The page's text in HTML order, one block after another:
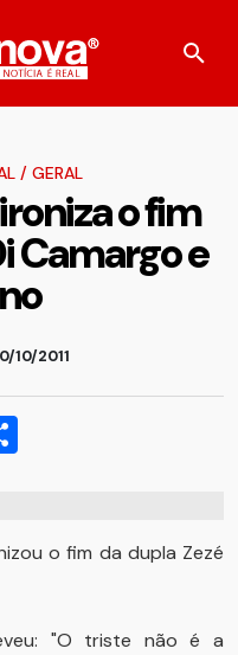
/ GERAL
o fim
Camargo e
10/2011
o fim da dupla Zezé
"O triste não é a